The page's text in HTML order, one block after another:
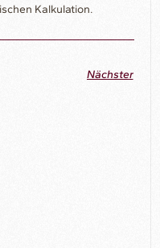
Kalkulation.
Nächster